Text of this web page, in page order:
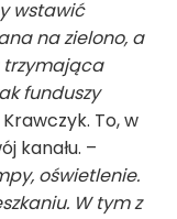
wstawić
na zielono, a
trzymająca
funduszy
To, w
kanału. –
oświetlenie.
W tym z